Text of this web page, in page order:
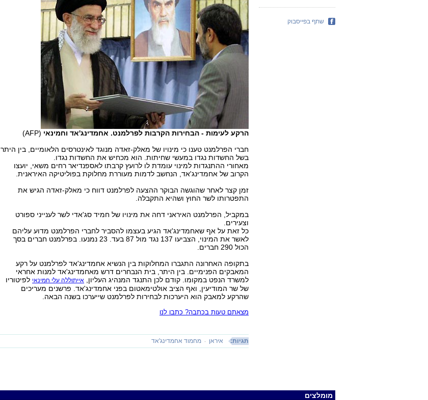
הרקע לעימות - הבחירות הקרבות לפרלמנט. אחמדינג'אד וחמינאי (AFP)
חברי הפרלמנט טענו כי מינויו של מאלק-זאדה מנוגד לאינטרסים הלאומיים, בין היתר
בשל החשדות נגדו במעשי שחיתות. הוא מכחיש את החשדות נגדו.
מאחורי ההתנגדות למינוי עומדת לו לרועץ קרבתו לאספנדיאר רחים משאי, יועצו
הקרוב של אחמדינג'אד, הנחשב לדמות מעוררת מחלוקת בפוליטיקה האיראנית.
זמן קצר לאחר שהוגשה הבוקר ההצעה לפרלמנט דווח כי מאלק-זאדה הגיש את
התפטרותו לשר החוץ ושהיא התקבלה.
במקביל, הפרלמנט האיראני דחה את מינויו של חמיד סג'אדי לשר לענייני ספורט
וצעירים.
כל זאת על אף שאחמדינג'אד הגיע בעצמו להסביר לחברי הפרלמנט מדוע עליהם
לאשר את המינוי, הצביעו 137 נגד מול 87 בעד. 23 נמנעו. בפרלמנט חברים בסך
הכול 290 חברים.
בתקופה האחרונה התגברו המחלוקות בין הנשיא אחמדינג'אד לפרלמנט על רקע
המאבקים הפנימיים. בין היתר, בית הנבחרים דרש מאחמדינג'אד למנות אחראי
למשרד הנפט במקומו. קודם לכן התנגד המנהיג העליון,
אייתוללה עלי חמינאי לפיטוריו
של שר המודיעין, ואף הציב אולטימאטום בפני אחמדינג'אד. פרשנים מעריכים
שהרקע למאבק הוא היערכות לבחירות לפרלמנט שייערכו בשנה הבאה.
מצאתם טעות בכתבה? כתבו לנו
תגיות: איראן מחמוד אחמדינג'אד
שתף בפייסבוק
מומלצים